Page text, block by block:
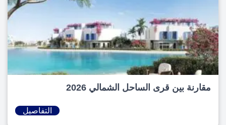
مقارنة بين قرى الساحل الشمالي 2026
التفاصيل